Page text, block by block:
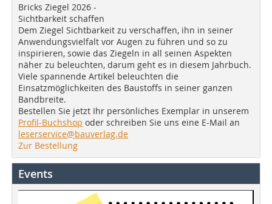
Bricks Ziegel 2026 -
Sichtbarkeit schaffen
Dem Ziegel Sichtbarkeit zu verschaffen, ihn in seiner
Anwendungsvielfalt vor Augen zu führen und so zu
inspirieren, sowie das Ziegeln in all seinen Aspekten
näher zu beleuchten, darum geht es in diesem Jahrbuch.
Viele spannende Artikel beleuchten die
Einsatzmöglichkeiten des Baustoffs in seiner ganzen
Bandbreite.
Bestellen Sie jetzt Ihr persönliches Exemplar in unserem
Profil-Buchshop oder schreiben Sie uns eine E-Mail an
leserservice@bauverlag.de
Zur Bestellung
Events